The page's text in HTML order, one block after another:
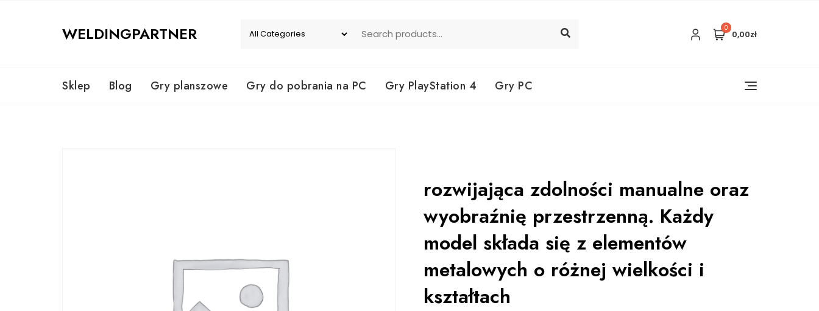
WELDINGPARTNER 0
0,00zł
Sklep Blog Gry planszowe Gry do pobrania na PC Gry PlayStation 4 Gry PC
rozwijająca zdolności manualne oraz
wyobraźnię przestrzenną. Każdy
model składa się z elementów
metalowych o różnej wielkości i
kształtach